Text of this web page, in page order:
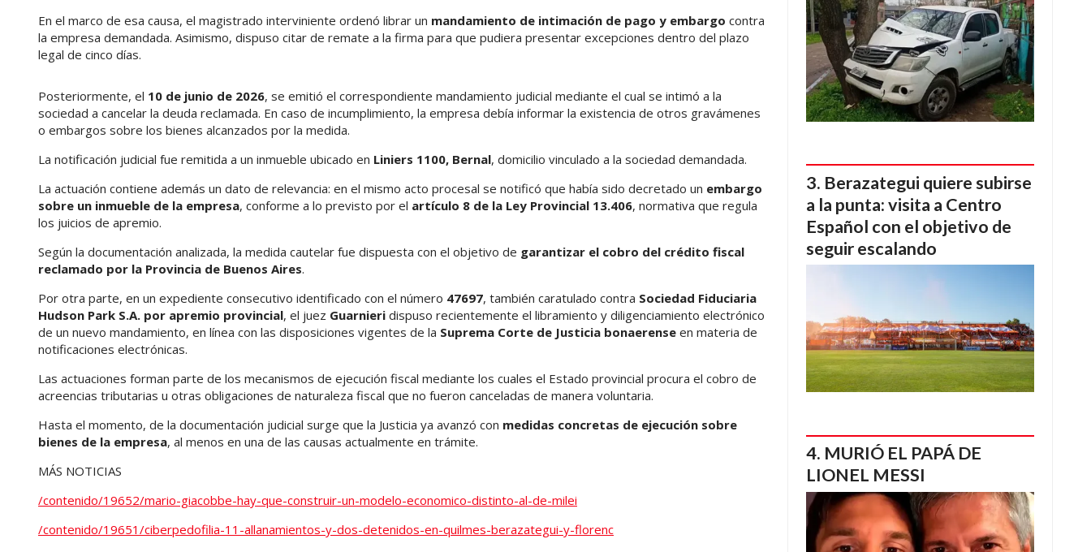
En el marco de esa causa, el magistrado interviniente ordenó librar un mandamiento de intimación de pago y embargo contra
la empresa demandada. Asimismo, dispuso citar de remate a la firma para que pudiera presentar excepciones dentro del plazo
legal de cinco días.
Posteriormente, el 10 de junio de 2026, se emitió el correspondiente mandamiento judicial mediante el cual se intimó a la
sociedad a cancelar la deuda reclamada. En caso de incumplimiento, la empresa debía informar la existencia de otros gravámenes
o embargos sobre los bienes alcanzados por la medida.
La notificación judicial fue remitida a un inmueble ubicado en Liniers 1100, Bernal, domicilio vinculado a la sociedad demandada.
La actuación contiene además un dato de relevancia: en el mismo acto procesal se notificó que había sido decretado un embargo
sobre un inmueble de la empresa, conforme a lo previsto por el artículo 8 de la Ley Provincial 13.406, normativa que regula
los juicios de apremio.
Según la documentación analizada, la medida cautelar fue dispuesta con el objetivo de garantizar el cobro del crédito fiscal
reclamado por la Provincia de Buenos Aires.
Por otra parte, en un expediente consecutivo identificado con el número 47697, también caratulado contra Sociedad Fiduciaria
Hudson Park S.A. por apremio provincial, el juez Guarnieri dispuso recientemente el libramiento y diligenciamiento electrónico
de un nuevo mandamiento, en línea con las disposiciones vigentes de la Suprema Corte de Justicia bonaerense en materia de
notificaciones electrónicas.
Las actuaciones forman parte de los mecanismos de ejecución fiscal mediante los cuales el Estado provincial procura el cobro de
acreencias tributarias u otras obligaciones de naturaleza fiscal que no fueron canceladas de manera voluntaria.
Hasta el momento, de la documentación judicial surge que la Justicia ya avanzó con medidas concretas de ejecución sobre
bienes de la empresa, al menos en una de las causas actualmente en trámite.
MÁS NOTICIAS
/contenido/19652/mario-giacobbe-hay-que-construir-un-modelo-economico-distinto-al-de-milei
/contenido/19651/ciberpedofilia-11-allanamientos-y-dos-detenidos-en-quilmes-berazategui-y-florenc
Berazategui quiere subirse
a la punta: visita a Centro
Español con el objetivo de
seguir escalando
MURIÓ EL PAPÁ DE
LIONEL MESSI